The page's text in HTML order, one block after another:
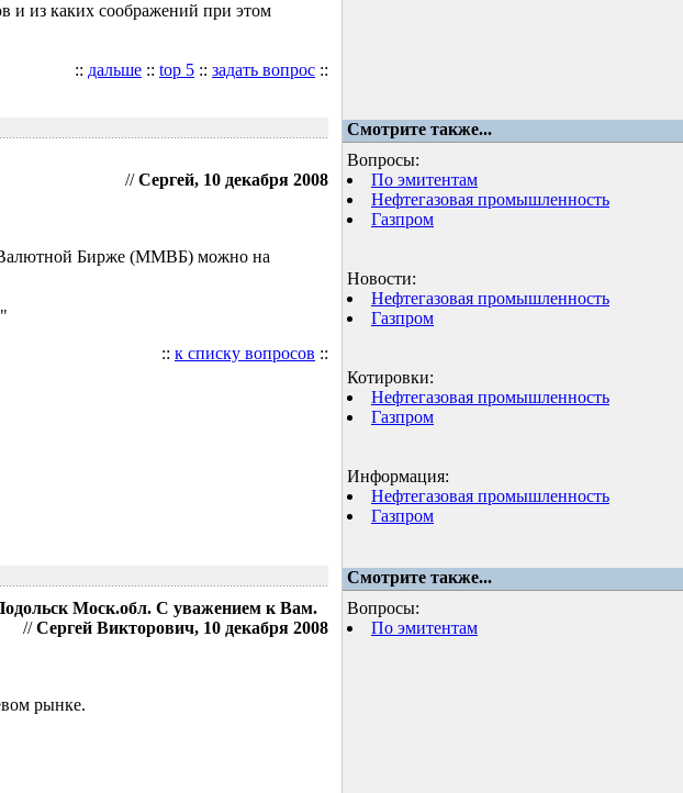
и из каких соображений при этом
:: дальше :: top 5 :: задать вопрос ::
Смотрите также...
//Сергей, 10 декабря 2008
Валютной Бирже (ММВБ) можно на
:: к списку вопросов ::
Вопросы:
По эмитентам
Нефтегазовая промышленность
Газпром
Новости:
Нефтегазовая промышленность
Газпром
Котировки:
Нефтегазовая промышленность
Газпром
Информация:
Нефтегазовая промышленность
Газпром
Смотрите также...
Моск.обл. С уважением к Вам.
//Сергей Викторович, 10 декабря 2008
рынке.
Вопросы:
По эмитентам